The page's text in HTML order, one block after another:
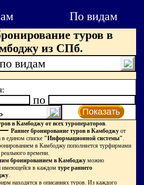
По видам
туров в
из СПб.
видам
по
Показать
в Камбоджу от всех туроператоров.
Раннее бронирование туров в Камбоджу от
едином списке "Информационной системы".
в Камбоджу пополняется турфирмами
времени.
бронированием в Камбоджу можно
имеющейся в каждом туре раннего
.
находятся в описаниях туров. Из каждого